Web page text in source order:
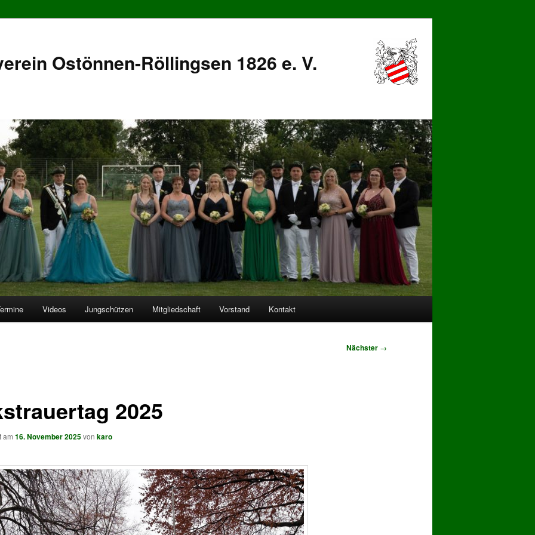
Ostönnen-Röllingsen 1826 e. V.
Videos Jungschützen Mitgliedschaft Vorstand Kontakt
Nächster →
2025
am 16. November 2025von karo